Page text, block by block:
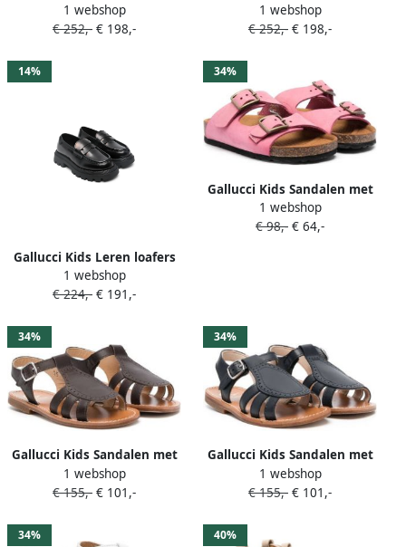
met ronde neus Bruin
1 webshop
€ 252,- € 198,-
Zwart
1 webshop
€ 252,- € 198,-
14%
Gallucci Kids Leren loafers
Zwart
1 webshop
€ 224,- € 191,-
34%
Gallucci Kids Sandalen met
gesp Roze
1 webshop
€ 98,- € 64,-
34%
Gallucci Kids Sandalen met
open neus Bruin
1 webshop
€ 155,- € 101,-
34%
Gallucci Kids Sandalen met
open neus Blauw
1 webshop
€ 155,- € 101,-
34% 40%